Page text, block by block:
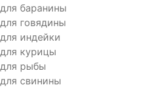
баранины
говядины
индейки
курицы
рыбы
свинины